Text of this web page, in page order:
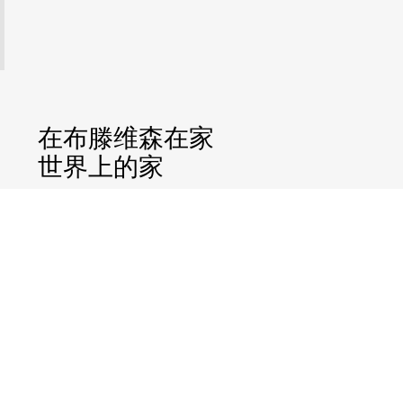
在布滕维森在家
世界上的家